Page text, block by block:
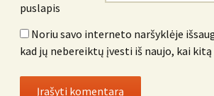
puslapis
Noriu savo interneto naršyklėje
kad jų nebereiktų įvesti iš naujo, kai